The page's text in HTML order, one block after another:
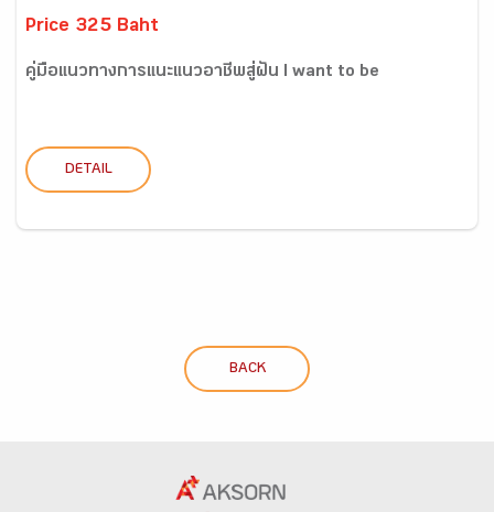
Price 325 Baht
คู่มือแนวทางการแนะแนวอาชีพสู่ฝัน I want to be
DETAIL
BACK